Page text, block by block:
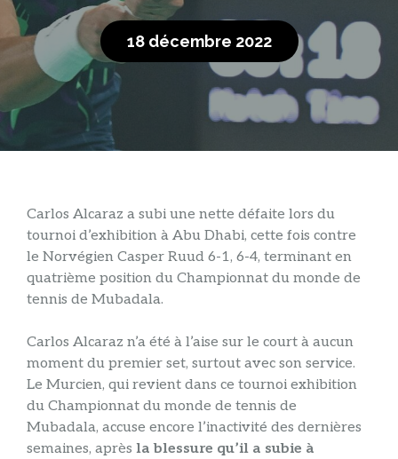
18 décembre 2022
Carlos Alcaraz a subi une nette défaite lors du
tournoi d’exhibition à Abu Dhabi, cette fois contre
le Norvégien Casper Ruud 6-1, 6-4, terminant en
quatrième position du Championnat du monde de
tennis de Mubadala.
Carlos Alcaraz n’a été à l’aise sur le court à aucun
moment du premier set, surtout avec son service.
Le Murcien, qui revient dans ce tournoi exhibition
du Championnat du monde de tennis de
Mubadala, accuse encore l’inactivité des dernières
semaines, après la blessure qu’il a subie à